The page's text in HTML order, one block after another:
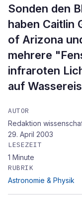
Sonden den
haben Caitlin
of Arizona
mehrere
infraroten
auf
AUTOR
Redaktion
29. April 2003
LESEZEIT
1 Minute
RUBRIK
Astronomie & Physik